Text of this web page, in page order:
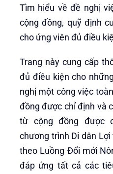
Tìm hiểu về đề nghị
cộng đồng, quỹ định
cho ứng viên đủ điều
Trang này cung cấp
đủ điều kiện cho
nghị một công việc
đồng được chỉ định và
từ cộng đồng được
chương trình Di dân
theo Luồng Đổi mới
đáp ứng tất cả các